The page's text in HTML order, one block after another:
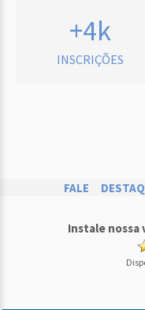
+4k
INSCRIÇÕES
FALE
Instale nossa